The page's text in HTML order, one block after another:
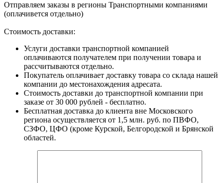
Отправляем заказы в регионы Транспортными компаниями
(оплачивется отдельно)
Стоимость доставки:
Услуги доставки транспортной компанией
оплачиваются получателем при получении товара и
рассчитываются отдельно.
Покупатель оплачивает доставку товара со склада нашей
компании до местонахождения адресата.
Стоимость доставки до транспортной компании при
заказе от 30 000 рублей - бесплатно.
Бесплатная доставка до клиента вне Московского
региона осуществляется от 1,5 млн. руб. по ПВФО,
СЗФО, ЦФО (кроме Курской, Белгородской и Брянской
областей.